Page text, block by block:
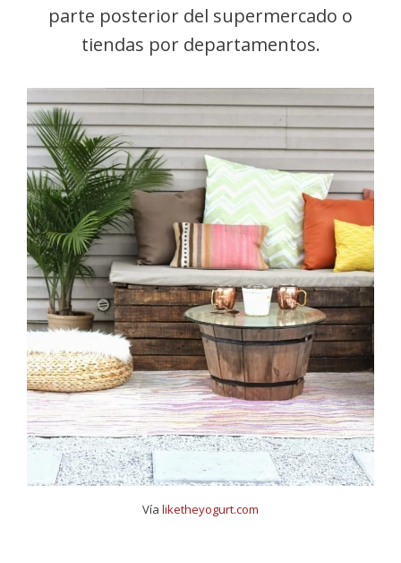
parte posterior del supermercado o
tiendas por departamentos.
Vía liketheyogurt.com